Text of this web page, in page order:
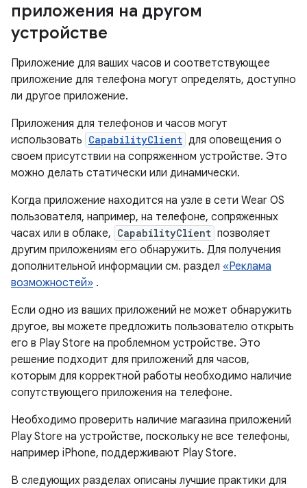
приложения на другом
устройстве
Приложение для ваших часов и соответствующее
приложение для телефона могут определять, доступно
ли другое приложение.
Приложения для телефонов и часов могут
использовать CapabilityClient для оповещения о
своем присутствии на сопряженном устройстве. Это
можно делать статически или динамически.
Когда приложение находится на узле в сети Wear OS
пользователя, например, на телефоне, сопряженных
часах или в облаке, CapabilityClient позволяет
другим приложениям его обнаружить. Для получения
дополнительной информации см. раздел «Реклама
возможностей» .
Если одно из ваших приложений не может обнаружить
другое, вы можете предложить пользователю открыть
его в Play Store на проблемном устройстве. Это
решение подходит для приложений для часов,
которым для корректной работы необходимо наличие
сопутствующего приложения на телефоне.
Необходимо проверить наличие магазина приложений
Play Store на устройстве, поскольку не все телефоны,
например iPhone, поддерживают Play Store.
В следующих разделах описаны лучшие практики для